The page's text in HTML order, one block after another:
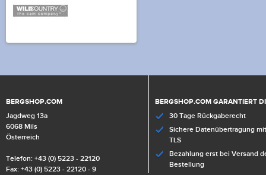
BERGSHOP.COM
Jagdweg 13a
6068 Mils
Österreich
Telefon: +43 (0) 5223 - 22120
Fax: +43 (0) 5223 - 22120 - 9
BERGSHOP.COM GARANTIERT
30 Tage Rückgaberecht
Sichere Datenübertragung
TLS
Bezahlung erst bei Versand
Bestellung